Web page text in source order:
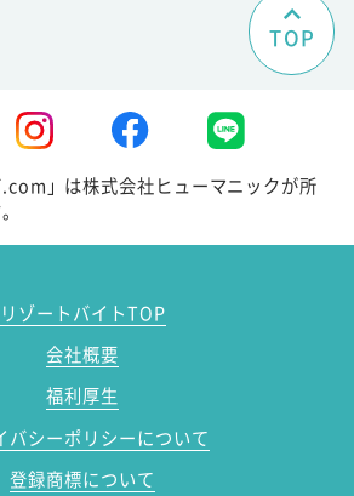
TOP
.com」は株式会社ヒューマニックが所
リゾートバイトTOP
会社概要
福利厚生
バシーポリシーについて
登録商標について